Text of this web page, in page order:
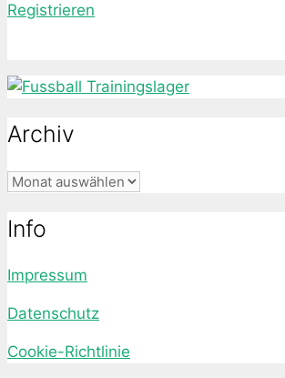
Registrieren
Archiv
Archiv
Info
Impressum
Datenschutz
Cookie-Richtlinie